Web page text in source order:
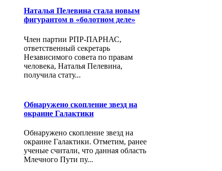
Наталья Пелевина стала новым
фигурантом в «болотном деле»
Член партии РПР-ПАРНАС,
ответственный секретарь
Независимого совета по правам
человека, Наталья Пелевина,
получила стату...
Обнаружено скопление звезд на
окраине Галактики
Обнаружено скопление звезд на
окраине Галактики. Отметим, ранее
ученые считали, что данная область
Млечного Пути пу...